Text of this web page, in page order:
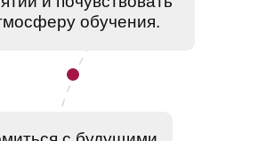
Разобраться в условиях
поступления, стоимости
и возможностях